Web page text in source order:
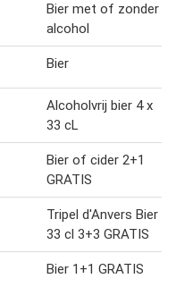
Bier met of zonder
alcohol
Bier
Alcoholvrij bier 4 x
33 cL
Bier of cider 2+1
GRATIS
Tripel d'Anvers Bier
33 cl 3+3 GRATIS
Bier 1+1 GRATIS